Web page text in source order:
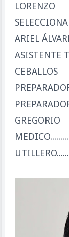
LORENZO
ARIEL
ASISTENTE
CEBALLOS
GREGORIO